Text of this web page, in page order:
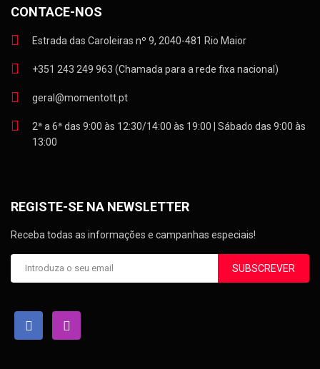
CONTACE-NOS
Estrada das Caroleiras nº 9, 2040-481 Rio Maior
+351 243 249 963 (Chamada para a rede fixa nacional)
geral@momentott.pt
2ª a 6ª das 9:00 às 12:30/14:00 às 19:00 | Sábado das 9:00 às
13:00
REGISTE-SE NA NEWSLETTER
Receba todas as informações e campanhas especiais!
SUBSCREVER